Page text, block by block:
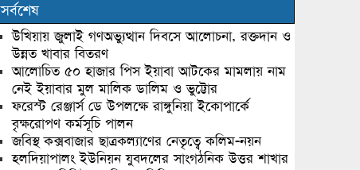
সর্বশেষ
উখিয়ায় জুলাই গণঅভ্যুত্থান দিবসে আলোচনা, রক্তদান ও
উন্নত খাবার বিতরণ
আলোচিত ৫০ হাজার পিস ইয়াবা আটকের মামলায় নাম
নেই ইয়াবার মুল মালিক ডালিম ও ভুট্টোর
ফরেস্ট রেঞ্জার্স ডে উপলক্ষে রাঙ্গুনিয়া ইকোপার্কে
বৃক্ষরোপণ কর্মসূচি পালন
জবিস্থ কক্সবাজার ছাত্রকল্যাণের নেতৃত্বে কলিম-নয়ন
হলদিয়াপালং ইউনিয়ন যুবদলের সাংগঠনিক উত্তর শাখার